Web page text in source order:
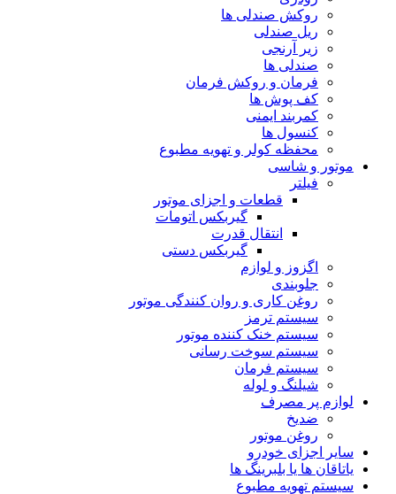
روکش صندلی ها
ریل صندلی
زیر آرنجی
صندلی ها
فرمان و روکش فرمان
کف پوش ها
کمربند ایمنی
کنسول ها
محفظه کولر و تهویه مطبوع
موتور و شاسی
فیلتر
قطعات و اجزای موتور
گیربکس اتومات
انتقال قدرت
گیربکس دستی
اگزوز و لوازم
جلوبندی
روغن کاری و روان کنندگی موتور
سیستم ترمز
سیستم خنک کننده موتور
سیستم سوخت رسانی
سیستم فرمان
شیلنگ و لوله
لوازم پر مصرف
ضدیخ
روغن موتور
سایر اجزای خودرو
یاتاقان ها یا بلبرینگ ها
سیستم تهویه مطبوع